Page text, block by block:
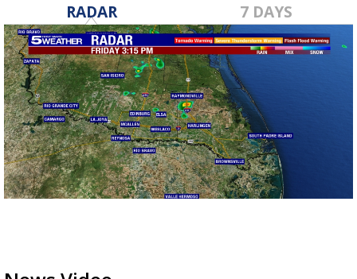
RADAR 7 DAYS